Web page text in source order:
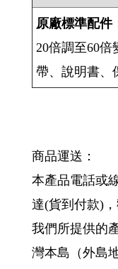
原廠標準配件
20倍調至60
帶、說明書、
商品運送：
本產品電話或
達(貨到付款)，
我們所提供的
灣本島（外島